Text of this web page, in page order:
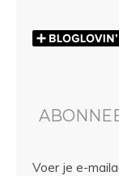
Voer je e-